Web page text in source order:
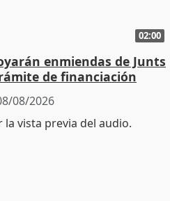
02:00
enmiendas de Junts
de financiación
08/2026